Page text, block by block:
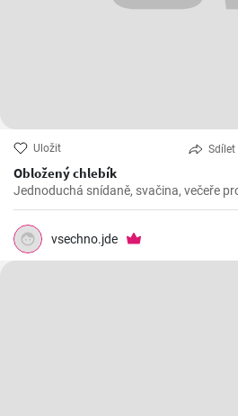
Uložit Sdílet
Obložený chlebík
Jednoduchá snídaně, svačina, večeře
vsechno.jde